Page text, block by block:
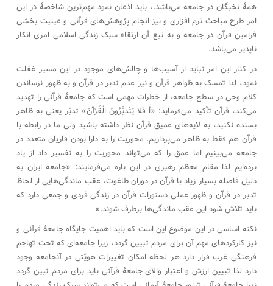
همۀ نخبگان در جامعه می‌باشد.، باید اذعان نمود مهم‌ترین شاخصۀ در این
امر طرح مباحث نرم افزاری و نیز انجام پژوهش‌های قرآنی و عینیت بخشی
فرامین قرآن در جامعه و به تبع آن ارتقاء سبک زندگی اسلامی امری انکار
ناپذیر می‌باشد.
در کنار این امر نباید از آسیب‌ها و چالش‌های موجود در این مسیر غفلت
نمود، لذا تمسک به ظواهر قرآن و نیز عدم تدبر در قرآن و به ظهور نرساندن
کلام وحی در سطح جامعه، از خطرات مهمی است که جامعۀ قرآنی را تهدید
می‌کند، قرآن تأکید می‌فرماید: «أَ فَلا یَتَدَبَّرُونَ الْقُرْآنَ» تدبّر یعنی به ظاهر
بسنده نکنید، به لایه‌های عمیق قرآن نظر داشته باشید ولی ما در رابطه با
قرآن هم فقط به ظاهر می‌پردازیم. محوریت را به دارا بودن قاریان متعدد در
جامعه می‌بینیم اما عمق را که می‌تواند محوریت را به تفسیر داد از یاد
برده‌ایم لذا مقام معظم رهبری در این باره می‌فرمایند: «جامعه ایران به
دلیل فاصله بسیار زیاد با قرآن در دوران طاغوت، عقب ماندگی‌هایی از لحاظ
تدبر در قرآن و ظهور عملی دستورات قرآن در زندگی فردی و جمعی دارد که
باید تلاش شود این عقب ماندگی‌ها برطرف شوند.»
نکته اساسی در این موضوع این است که باید اهمیت جایگاه جامعۀ قرآنی و
نیز کارکردهای مهم آن برای مردم تبیین گردد، زیرا جامعه‌ای که تحت تهاجم
فرهنگی غرب قرار دارد هر لحظه امکان تغییرات هویّتی در آنجامعه وجود
دارد لذا تبیین ارزش و اعتبار والای جامعۀ قرآنی باید برای مردم تبین گردد